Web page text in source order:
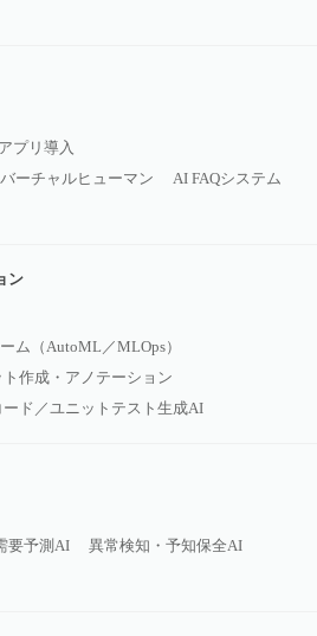
プリ導入
ーチャルヒューマン
AI FAQシステム
ン
ム（AutoML／MLOps）
作成・アノテーション
ード／ユニットテスト生成AI
要予測AI
異常検知・予知保全AI